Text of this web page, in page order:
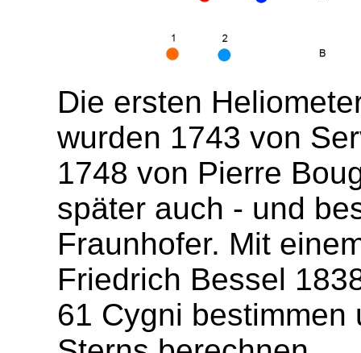
Die ersten
wurden 1743 von
1748 von Pierre
später auch - und
Fraunhofer. Mit
Friedrich Bessel
61 Cygni